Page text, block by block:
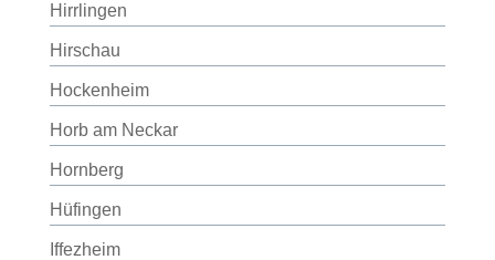
Hirrlingen
Hirschau
Hockenheim
Horb am Neckar
Hornberg
Hüfingen
Iffezheim